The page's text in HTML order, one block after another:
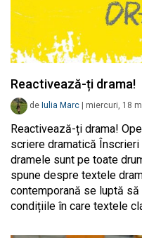
Reactivează-ți drama!
de Iulia Marc miercuri, 18
Reactivează-ți drama!
scriere dramatică Înscrieri
dramele sunt pe toate
spune despre textele
contemporană se luptă
condițiile în care textele